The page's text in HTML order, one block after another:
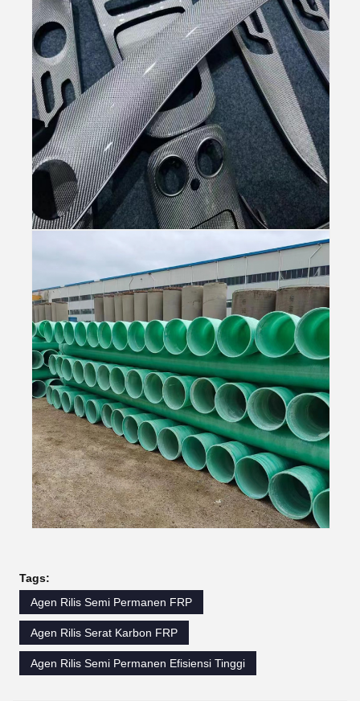
Tags:
Agen Rilis Semi Permanen FRP
Agen Rilis Serat Karbon FRP
Agen Rilis Semi Permanen Efisiensi Tinggi